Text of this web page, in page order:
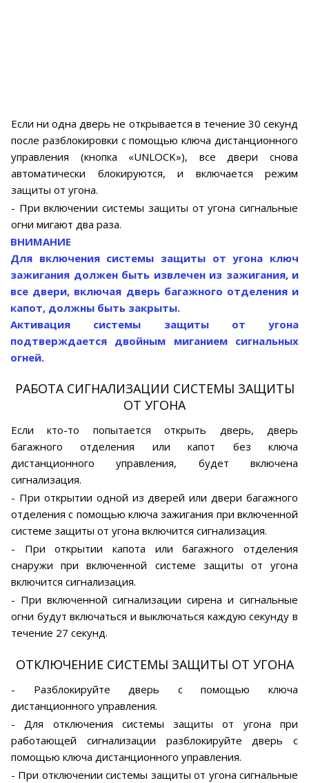
Если ни одна дверь не открывается в течение 30 секунд
после разблокировки с помощью ключа дистанционного
управления (кнопка «UNLOCK»), все двери снова
автоматически блокируются, и включается режим
защиты от угона.
- При включении системы защиты от угона сигнальные
огни мигают два раза.
ВНИМАНИЕ
Для включения системы защиты от угона ключ
зажигания должен быть извлечен из зажигания, и
все двери, включая дверь багажного отделения и
капот, должны быть закрыты.
Активация системы защиты от угона
подтверждается двойным миганием сигнальных
огней.
РАБОТА СИГНАЛИЗАЦИИ СИСТЕМЫ ЗАЩИТЫ
ОТ УГОНА
Если кто-то попытается открыть дверь, дверь
багажного отделения или капот без ключа
дистанционного управления, будет включена
сигнализация.
- При открытии одной из дверей или двери багажного
отделения с помощью ключа зажигания при включенной
системе защиты от угона включится сигнализация.
- При открытии капота или багажного отделения
снаружи при включенной системе защиты от угона
включится сигнализация.
- При включенной сигнализации сирена и сигнальные
огни будут включаться и выключаться каждую секунду в
течение 27 секунд.
ОТКЛЮЧЕНИЕ СИСТЕМЫ ЗАЩИТЫ ОТ УГОНА
- Разблокируйте дверь с помощью ключа
дистанционного управления.
- Для отключения системы защиты от угона при
работающей сигнализации разблокируйте дверь с
помощью ключа дистанционного управления.
- При отключении системы защиты от угона сигнальные